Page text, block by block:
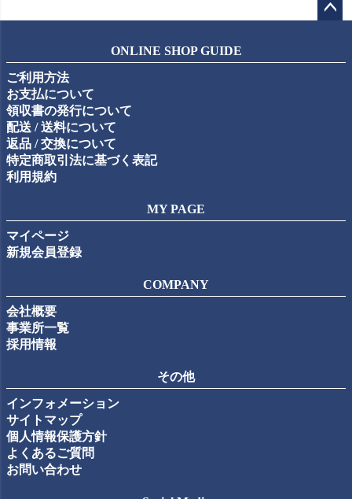
ップ
ONLINE SHOP GUIDE
ご利用方法
お支払について
領収書の発行について
配送 / 送料について
返品 / 交換について
特定商取引法に基づく表記
利用規約
MY PAGE
マイページ
新規会員登録
COMPANY
会社概要
事業所一覧
採用情報
その他
インフォメーション
サイトマップ
個人情報保護方針
よくあるご質問
お問い合わせ